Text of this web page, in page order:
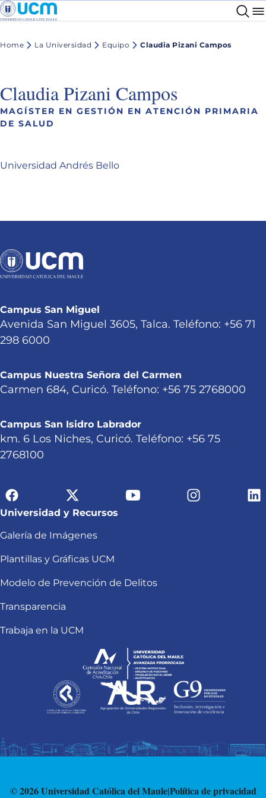
Home La Universidad Equipo Claudia Pizani Campos
Claudia Pizani Campos
MAGÍSTER EN GESTIÓN EN ATENCIÓN PRIMARIA
DE SALUD
Universidad Andrés Bello
Campus San Miguel
Avenida San Miguel 3605, Talca. Teléfono: +56 71
298 6000
Campus Nuestra Señora del Carmen
Carmen 684, Curicó. Teléfono: +56 75 2768000
Campus San Isidro Labrador
km. 6 Los Niches, Curicó. Teléfono: +56 75
2768100
Universidad y Recursos
Galería de Imágenes
Plantillas y Gráficas UCM
Modelo de Prevención de Delitos
Transparencia
Trabaja en la UCM
© 2026 Universidad Católica del Maule|Política de privacidad